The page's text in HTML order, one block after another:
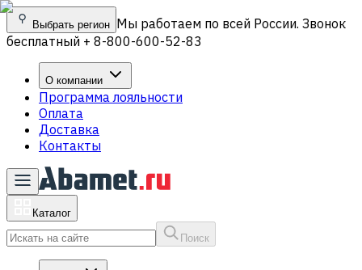
Выбрать регион Мы работаем по всей России. Звонок
бесплатный + 8-800-600-52-83
О компании
Программа лояльности
Оплата
Доставка
Контакты
Каталог
Поиск